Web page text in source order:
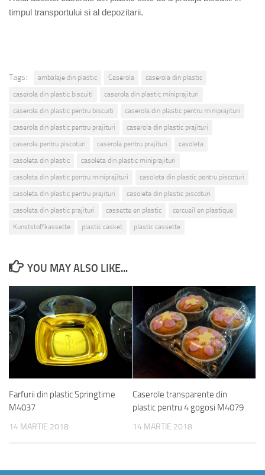
timpul transportului si al depozitarii.
Tags: ambalaje din plastic Caserola
caserola din plastic
caserola din plastic biscuiti
caserola din plastic miniprajituri
caserola din plastic pentru biscuiti
caserola din plastic pentru miniprajituri
caserola din plastic pentru prajituri
caserola din plastic prajituri
caserola pentru piscoturi
caserola pentru prajituri
casoleta
casoleta din plastic
casoleta din plastic miniprajituri
casoleta din plastic pentru miniprajituri
casoleta din plastic pentru piscoturi
casoleta din plastic pentru prajituri
casoleta din plastic piscoturi
casoleta din plastic prajituri
cassette en plastic
cercueil en plastique
Kunststoffkassette
plastic casket plastic cassette
YOU MAY ALSO LIKE...
Farfurii din plastic Springtime
M4037
14 MARTIE 2018
Caserole transparente din
plastic pentru 4 gogosi M4079
14 MARTIE 2018